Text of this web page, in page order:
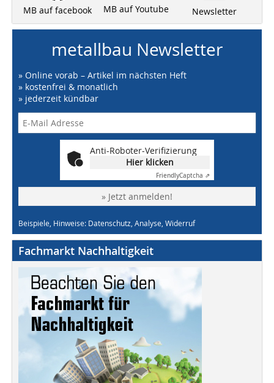
MB auf facebook MB auf Youtube Newsletter
metallbau Newsletter
» Online vorab – Artikel im nächsten Heft
» kostenfrei & monatlich
» jederzeit kündbar
Anti-Roboter-Verifizierung
Hier klicken
FriendlyCaptcha ⇗
» Jetzt anmelden!
Beispiele, Hinweise: Datenschutz, Analyse, Widerruf
Fachmarkt Nachhaltigkeit